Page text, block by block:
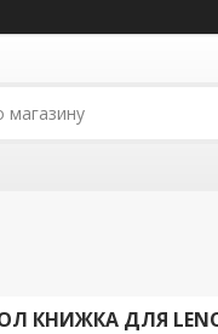
КНИЖКА ДЛЯ